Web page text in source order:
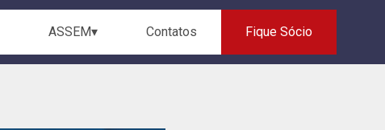
ASSEM▾ Contatos Fique Sócio